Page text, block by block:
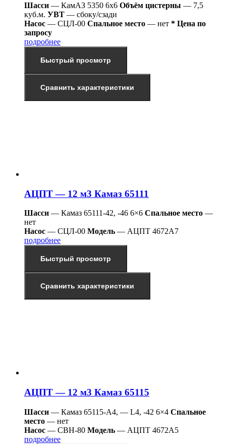
Шасси — КамАЗ 5350 6х6 Объём цистерны — 7,5
куб.м. УВТ — сбоку/сзади
Насос — СЦЛ-00 Спальное место — нет * Цена по
запросу
подробнее
Быстрый просмотр
Сравнить характеристики
АЦПТ — 12 м3 Камаз 65111
Шасси — Камаз 65111-42, -46 6×6 Спальное место —
нет
Насос — СЦЛ-00 Модель — АЦПТ 4672А7
подробнее
Быстрый просмотр
Сравнить характеристики
АЦПТ — 12 м3 Камаз 65115
Шасси — Камаз 65115-А4, — L4, -42 6×4 Спальное
место — нет
Насос — СВН-80 Модель — АЦПТ 4672А5
подробнее